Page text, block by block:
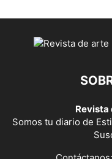
Revista
Somos tu diario de